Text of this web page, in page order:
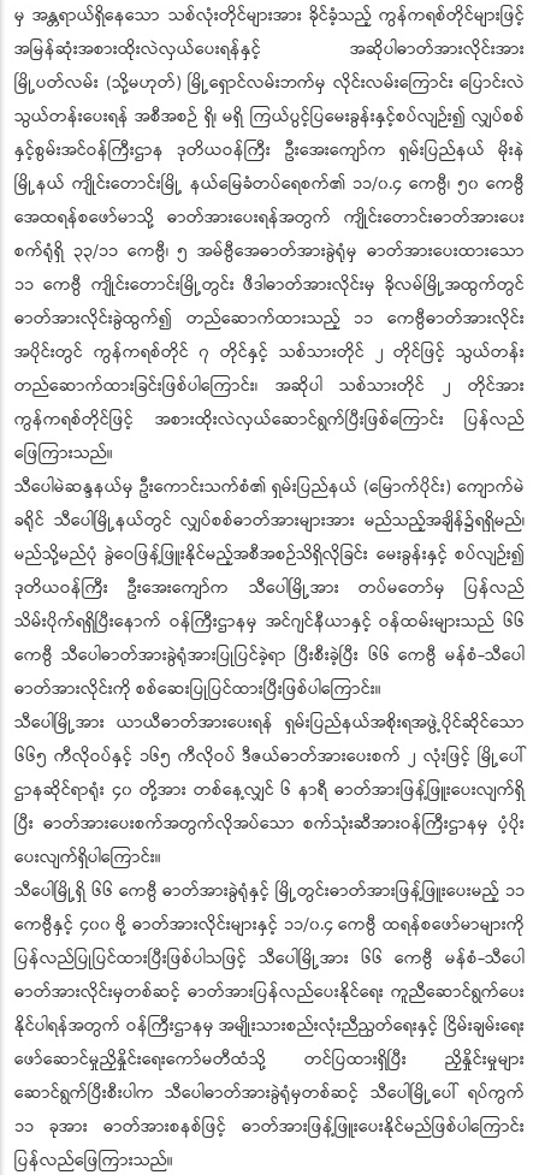
မှ အန္တရာယ်ရှိနေသော သစ်လုံးတိုင်များအား ခိုင်ခံ့သည့် ကွန်ကရစ်တိုင်များဖြင့်
အမြန်ဆုံးအစားထိုးလဲလှယ်ပေးရန်နှင့် အဆိုပါဓာတ်အားလိုင်းအား
မြို့ပတ်လမ်း (သို့မဟုတ်) မြို့ရှောင်လမ်းဘက်မှ လိုင်းလမ်းကြောင်း ပြောင်းလဲ
သွယ်တန်းပေးရန် အစီအစဉ် ရှိ၊ မရှိ ကြယ်ပွင့်ပြမေးခွန်းနှင့်စပ်လျဉ်း၍ လျှပ်စစ်
နှင့်စွမ်းအင်ဝန်ကြီးဌာန ဒုတိယဝန်ကြီး ဦးအေးကျော်က ရှမ်းပြည်နယ် မိုးနဲ
မြို့နယ် ကျိုင်းတောင်းမြို့ နယ်မြေခံတပ်ရေစက်၏ ၁၁/၀.၄ ကေဗွီ၊ ၅၀ ကေဗွီ
အေထရန်စဖော်မာသို့ ဓာတ်အားပေးရန်အတွက် ကျိုင်းတောင်းဓာတ်အားပေး
စက်ရုံရှိ ၃၃/၁၁ ကေဗွီ၊၅ အမ်ဗွီအေဓာတ်အားခွဲရုံမှ ဓာတ်အားပေးထားသော
၁၁ ကေဗွီ ကျိုင်းတောင်းမြို့တွင်း ဖီဒါဓာတ်အားလိုင်းမှ ခိုလမ်မြို့အထွက်တွင်
ဓာတ်အားလိုင်းခွဲထွက်၍ တည်ဆောက်ထားသည့် ၁၁ ကေဗွီဓာတ်အားလိုင်း
အပိုင်းတွင် ကွန်ကရစ်တိုင် ၇ တိုင်နှင့် သစ်သားတိုင် ၂ တိုင်ဖြင့် သွယ်တန်း
တည်ဆောက်ထားခြင်းဖြစ်ပါကြောင်း၊ အဆိုပါ သစ်သားတိုင် ၂ တိုင်အား
ကွန်ကရစ်တိုင်ဖြင့် အစားထိုးလဲလှယ်ဆောင်ရွက်ပြီးဖြစ်ကြောင်း ပြန်လည်
ဖြေကြားသည်။
သီပေါမဲဆန္ဒနယ်မှ ဦးကောင်းသက်စံ၏ ရှမ်းပြည်နယ် (မြောက်ပိုင်း) ကျောက်မဲ
ခရိုင် သီပေါမြို့နယ်တွင် လျှပ်စစ်ဓာတ်အားများအား မည်သည့်အချိန်၌ရရှိမည်၊
မည်သို့မည်ပုံ ခွဲဝေဖြန့်ဖြူးနိုင်မည့်အစီအစဉ်သိရှိလိုခြင်း မေးခွန်းနှင့် စပ်လျဉ်း၍
ဒုတိယဝန်ကြီး ဦးအေးကျော်က သီပေါမြို့အား တပ်မတော်မှ ပြန်လည်
သိမ်းပိုက်ရရှိပြီးနောက် ဝန်ကြီးဌာနမှ အင်ဂျင်နီယာနှင့် ဝန်ထမ်းများသည် ၆၆
ကေဗွီ သီပေါဓာတ်အားခွဲရုံအားပြုပြင်ခဲ့ရာ ပြီးစီးခဲ့ပြီး ၆၆ ကေဗွီ မန်စံ-သီပေါ
ဓာတ်အားလိုင်းကို စစ်ဆေးပြုပြင်ထားပြီးဖြစ်ပါကြောင်း။
သီပေါမြို့အား ယာယီဓာတ်အားပေးရန် ရှမ်းပြည်နယ်အစိုးရအဖွဲ့ပိုင်ဆိုင်သော
၆၆၅ ကီလိုဝပ်နှင့် ၁၆၅ ကီလိုဝပ် ဒီဇယ်ဓာတ်အားပေးစက် ၂ လုံးဖြင့် မြို့ပေါ်
ဌာနဆိုင်ရာရုံး ၄၀ တို့အား တစ်နေ့လျှင် ၆ နာရီ ဓာတ်အားဖြန့်ဖြူးပေးလျက်ရှိ
ပြီး ဓာတ်အားပေးစက်အတွက်လိုအပ်သော စက်သုံးဆီအားဝန်ကြီးဌာနမှ ပံ့ပိုး
ပေးလျက်ရှိပါကြောင်း။
သီပေါမြို့ရှိ ၆၆ ကေဗွီ ဓာတ်အားခွဲရုံနှင့် မြို့တွင်းဓာတ်အားဖြန့်ဖြူးပေးမည့် ၁၁
ကေဗွီနှင့် ၄၀၀ ဗို့ ဓာတ်အားလိုင်းများနှင့် ၁၁/၀.၄ ကေဗွီ ထရန်စဖော်မာများကို
ပြန်လည်ပြုပြင်ထားပြီးဖြစ်ပါသဖြင့် သီပေါမြို့အား ၆၆ ကေဗွီ မန်စံ-သီပေါ
ဓာတ်အားလိုင်းမှတစ်ဆင့် ဓာတ်အားပြန်လည်ပေးနိုင်ရေး ကူညီဆောင်ရွက်ပေး
နိုင်ပါရန်အတွက် ဝန်ကြီးဌာနမှ အမျိုးသားစည်းလုံးညီညွတ်ရေးနှင့် ငြိမ်းချမ်းရေး
ဖော်ဆောင်မှုညှိနှိုင်းရေးကော်မတီထံသို့ တင်ပြထားရှိပြီး ညှိနှိုင်းမှုများ
ဆောင်ရွက်ပြီးစီးပါက သီပေါဓာတ်အားခွဲရုံမှတစ်ဆင့် သီပေါမြို့ပေါ် ရပ်ကွက်
၁၁ ခုအား ဓာတ်အားစနစ်ဖြင့် ဓာတ်အားဖြန့်ဖြူးပေးနိုင်မည်ဖြစ်ပါကြောင်း
ပြန်လည်ဖြေကြားသည်။